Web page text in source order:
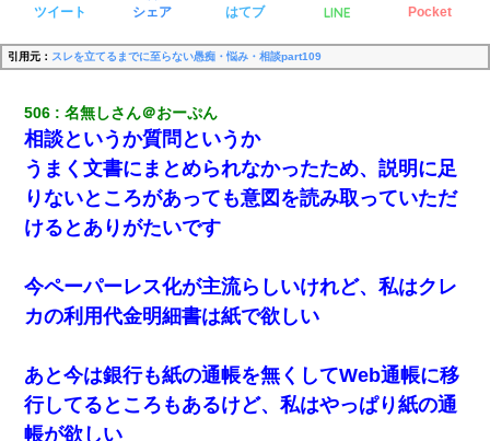
ツイート シェア はてブ LINE Pocket
引用元： スレを立てるまでに至らない愚痴・悩み・相談part109
506 名無しさん＠おーぷん
相談というか質問というか
うまく文書にまとめられなかったため、説明に足
りないところがあっても意図を読み取っていただ
けるとありがたいです
今ペーパーレス化が主流らしいけれど、私はクレ
カの利用代金明細書は紙で欲しい
あと今は銀行も紙の通帳を無くしてWeb通帳に移
行してるところもあるけど、私はやっぱり紙の通
帳が欲しい